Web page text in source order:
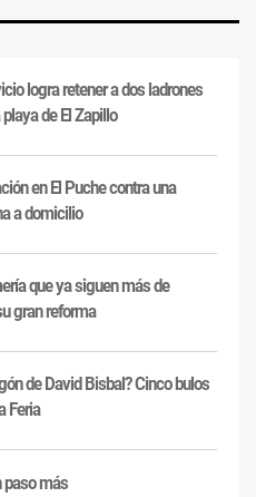
logra retener a dos ladrones
de El Zapillo
en El Puche contra una
a domicilio
que ya siguen más de
gran reforma
de David Bisbal? Cinco bulos
Feria
paso más